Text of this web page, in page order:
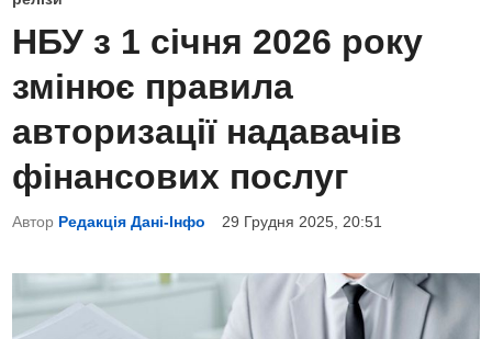
s
t
e
d
i
n
НБУ з 1 січня 2026 року
змінює правила
авторизації надавачів
фінансових послуг
Автор Редакція Дані-Інфо 29 Грудня 2025, 20:51